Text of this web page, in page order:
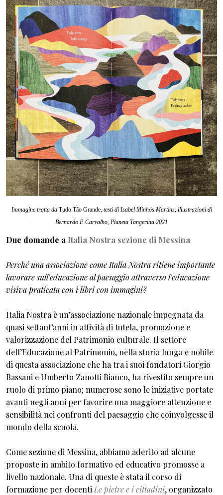
Immagine tratta da Tudo Tão Grande, testi di Isabel Minhós Martins, illustrazioni di
Bernardo P. Carvalho, Planeta Tangerina 2021
Due domande a Italia Nostra sezione di Messina
Perché una associazione come Italia Nostra ritiene importante
lavorare sull'educazione al paesaggio attraverso l'educazione
visiva praticata con i libri con immagini?
Italia Nostra è un’associazione nazionale impegnata da
quasi settant’anni in attività di tutela, promozione e
valorizzazione del Patrimonio culturale. Il settore
dell’Educazione al Patrimonio, nella storia lunga e nobile
di questa associazione che ha tra i suoi fondatori Giorgio
Bassani e Umberto Zanotti Bianco, ha rivestito sempre un
ruolo di primo piano; numerose sono le iniziative portate
avanti negli anni per favorire una maggiore attenzione e
sensibilità nei confronti del paesaggio che coinvolgesse il
mondo della scuola.
Come sezione di Messina, abbiamo aderito ad alcune
proposte in ambito formativo ed educativo promosse a
livello nazionale. Una di queste è stata il corso di
formazione per docenti Le pietre e i cittadini, organizzato